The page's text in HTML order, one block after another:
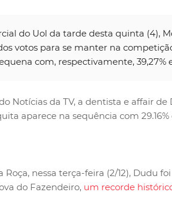
do Uol da tarde desta quinta (4),
votos para se manter na
com, respectivamente, 39,27%
Notícias da TV, a dentista e affair de
aparece na sequência com
Roça, nessa terça-feira (2/12), Dudu
do Fazendeiro, um recorde